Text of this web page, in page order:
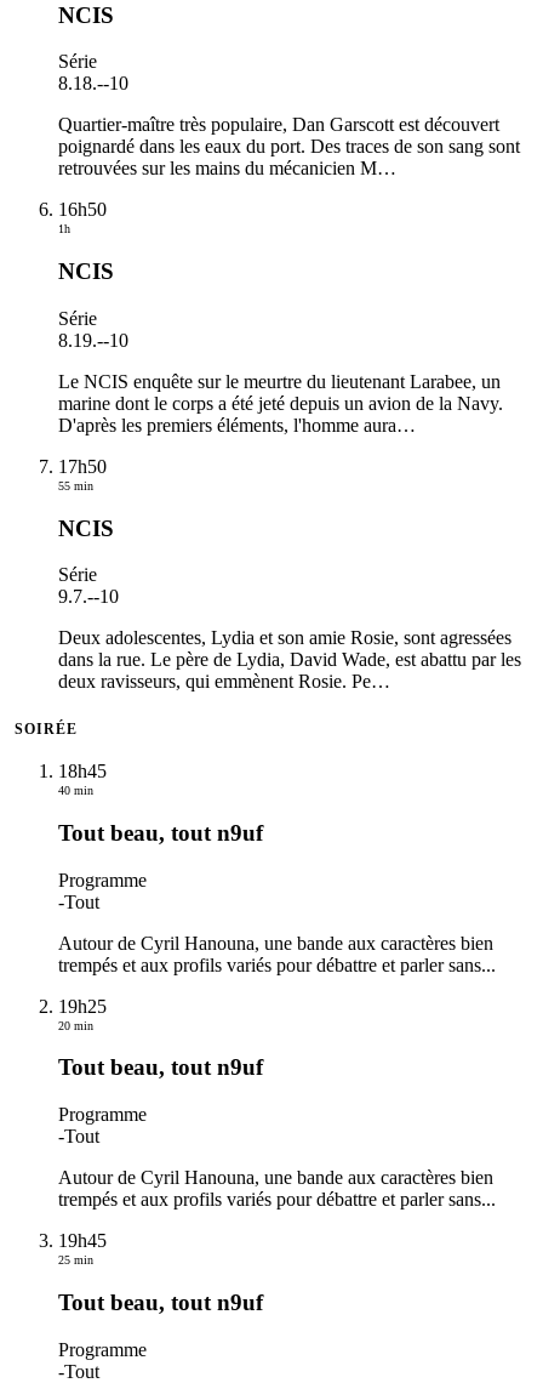
NCIS
Série
8.18.--10
Quartier-maître très populaire, Dan Garscott est découvert
poignardé dans les eaux du port. Des traces de son sang sont
retrouvées sur les mains du mécanicien M…
16h50
1h
NCIS
Série
8.19.--10
Le NCIS enquête sur le meurtre du lieutenant Larabee, un
marine dont le corps a été jeté depuis un avion de la Navy.
D'après les premiers éléments, l'homme aura…
17h50
55 min
NCIS
Série
9.7.--10
Deux adolescentes, Lydia et son amie Rosie, sont agressées
dans la rue. Le père de Lydia, David Wade, est abattu par les
deux ravisseurs, qui emmènent Rosie. Pe…
SOIRÉE
18h45
40 min
Tout beau, tout n9uf
Programme
-Tout
Autour de Cyril Hanouna, une bande aux caractères bien
trempés et aux profils variés pour débattre et parler sans...
19h25
20 min
Tout beau, tout n9uf
Programme
-Tout
Autour de Cyril Hanouna, une bande aux caractères bien
trempés et aux profils variés pour débattre et parler sans...
19h45
25 min
Tout beau, tout n9uf
Programme
-Tout